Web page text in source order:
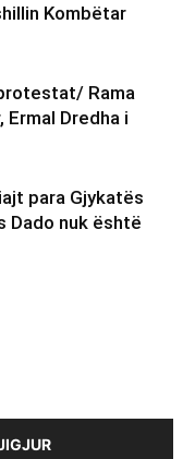
Kombëtar
Rama
Dredha i
para Gjykatës
Dado nuk është